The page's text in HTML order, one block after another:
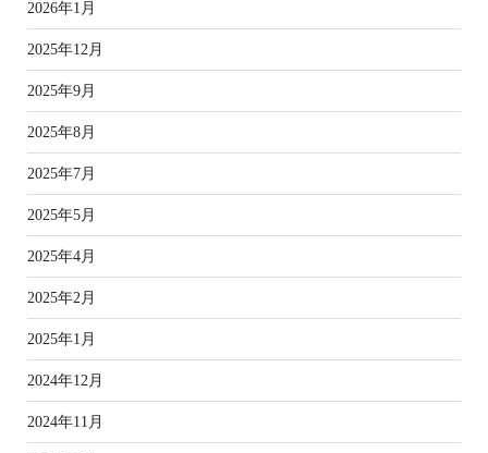
2026年1月
2025年12月
2025年9月
2025年8月
2025年7月
2025年5月
2025年4月
2025年2月
2025年1月
2024年12月
2024年11月